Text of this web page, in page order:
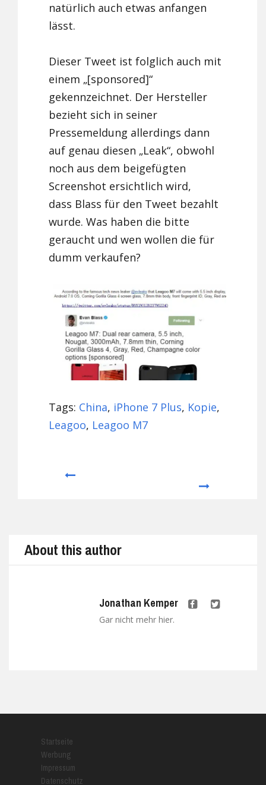
natürlich auch etwas anfangen
lässt.
Dieser Tweet ist folglich auch mit
einem „[sponsored]“
gekennzeichnet. Der Hersteller
bezieht sich in seiner
Pressemeldung allerdings dann
auf genau diesen „Leak“, obwohl
noch aus dem beigefügten
Screenshot ersichtlich wird,
dass Blass für den Tweet bezahlt
wurde. Was haben die bitte
geraucht und wen wollen die für
dumm verkaufen?
Tags: China, iPhone 7 Plus, Kopie,
Leagoo, Leagoo M7
About this author
Jonathan Kemper
Gar nicht mehr hier.
Startseite
Werbung
Impressum
Datenschutz